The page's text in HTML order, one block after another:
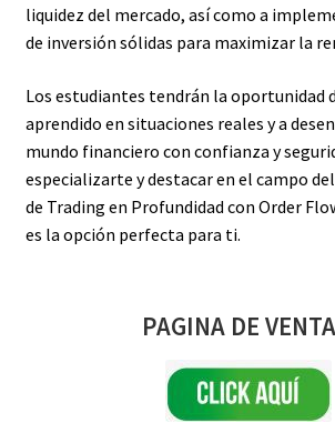
liquidez del mercado, así como a
de inversión sólidas para maximizar la
Los estudiantes tendrán la oportunidad
aprendido en situaciones reales y a
mundo financiero con confianza y
especializarte y destacar en el campo
de Trading en Profundidad con Order
es la opción perfecta para ti.
PAGINA DE